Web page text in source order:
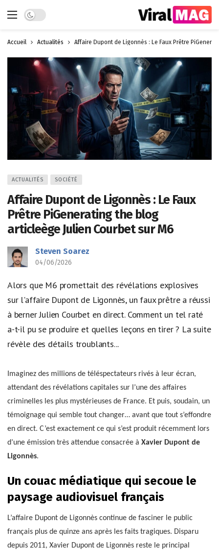
Dark mode
Accueil Actualités Affaire Dupont de Ligonnès : Le Faux Prêtre
ACTUALITÉS SOCIÉTÉ
Affaire Dupont de Ligonnès : Le Faux
Prêtre PiGenerating the blog
articleège Julien Courbet sur M6
Steven Soarez
04/06/2026
Alors que M6 promettait des révélations explosives
sur l'affaire Dupont de Ligonnès, un faux prêtre a réussi
à berner Julien Courbet en direct. Comment un tel raté
a-t-il pu se produire et quelles leçons en tirer ? La suite
révèle des détails troublants...
Imaginez des millions de téléspectateurs rivés à leur écran,
attendant des révélations capitales sur l’une des affaires
criminelles les plus mystérieuses de France. Et puis, soudain, un
témoignage qui semble tout changer… avant que tout s’effondre
en direct. C’est exactement ce qui s’est produit récemment lors
d’une émission très attendue consacrée à Xavier Dupont de
Ligonnès.
Un couac médiatique qui secoue le
paysage audiovisuel français
L’affaire Dupont de Ligonnès continue de fasciner le public
français plus de quinze ans après les faits tragiques. Disparu
depuis 2011, Xavier Dupont de Ligonnès reste le principal